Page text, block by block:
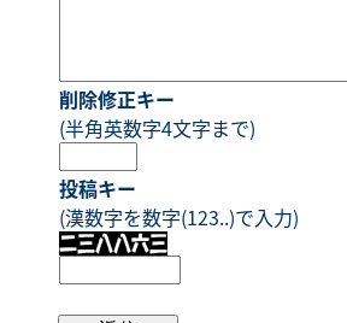
削除修正キー
(半角英数字4文字まで)
投稿キー
(漢数字を数字(123..)で入力)